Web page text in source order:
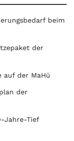
beim
der
auf der MaHü
der
Jahre-Tief